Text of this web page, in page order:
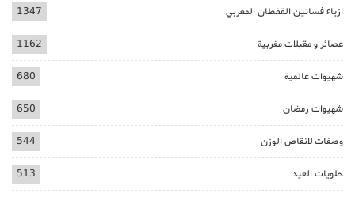
ازياء فساتين القفطان المغربي 1347
عصائر و مقبلات مغربية 1162
شهيوات عالمية 680
شهيوات رمضان 650
وصفات لانقاص الوزن 544
حلويات العيد 513